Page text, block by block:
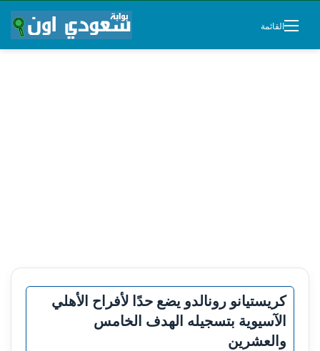
القائمة
كريستيانو رونالدو يضع حدًا لأفراح الأهلي
الآسيوية بتسجيله الهدف الخامس
والعشرين